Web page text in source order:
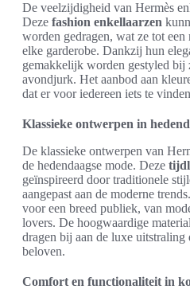
De veelzijdigheid van Hermès
Deze fashion enkellaarzen
worden gedragen, wat ze tot
elke garderobe. Dankzij hun
gemakkelijk worden gestyled bij
avondjurk. Het aanbod aan
dat er voor iedereen iets te
Klassieke ontwerpen in
De klassieke ontwerpen van
de hedendaagse mode. Deze
geïnspireerd door traditionele
aangepast aan de moderne
voor een breed publiek, van
lovers. De hoogwaardige
dragen bij aan de luxe uitstraling
beloven.
Comfort en functionaliteit in